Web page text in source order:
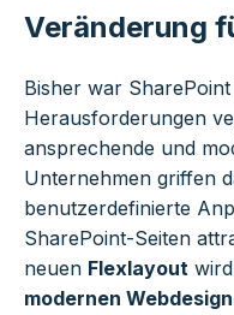
Veränderung
Bisher war
Herausforderungen
ansprechende und
Unternehmen griffen
benutzerdefinierte
SharePoint-Seiten
neuen Flexlayout
modernen